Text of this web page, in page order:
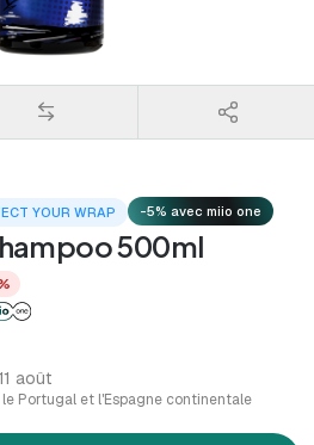
YOUR WRAP -5% avec miio one
500ml
août
Portugal et l'Espagne continentale